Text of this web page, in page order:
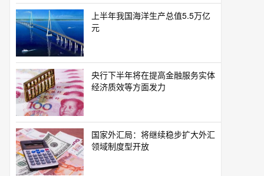
上半年我国海洋生产总值5.5万亿
元
央行下半年将在提高金融服务实体
经济质效等方面发力
国家外汇局：将继续稳步扩大外汇
领域制度型开放